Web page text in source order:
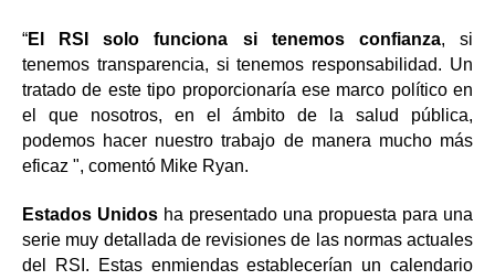
“El RSI solo funciona si tenemos confianza, si
tenemos transparencia, si tenemos responsabilidad. Un
tratado de este tipo proporcionaría ese marco político en
el que nosotros, en el ámbito de la salud pública,
podemos hacer nuestro trabajo de manera mucho más
eficaz ", comentó Mike Ryan.
Estados Unidos ha presentado una propuesta para una
serie muy detallada de revisiones de las normas actuales
del RSI. Estas enmiendas establecerían un calendario